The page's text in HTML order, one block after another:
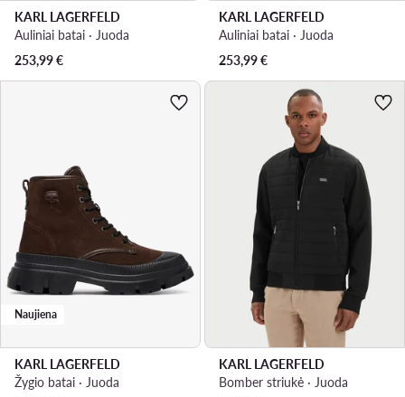
KARL LAGERFELD
Auliniai batai · Juoda
253,99€
KARL LAGERFELD
Auliniai batai · Juoda
253,99€
Naujiena
KARL LAGERFELD
Žygio batai · Juoda
KARL LAGERFELD
Bomber striukė · Juoda